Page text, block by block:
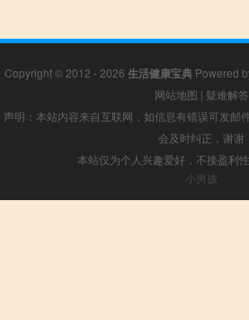
Copyright © 2012 - 2026 生活健康宝典Powered
网站地图 | 疑难解答
声明：本站内容来自互联网，如信息有错误可发邮
会及时纠正，谢谢
本站仅为个人兴趣爱好，不接盈利
小男孩